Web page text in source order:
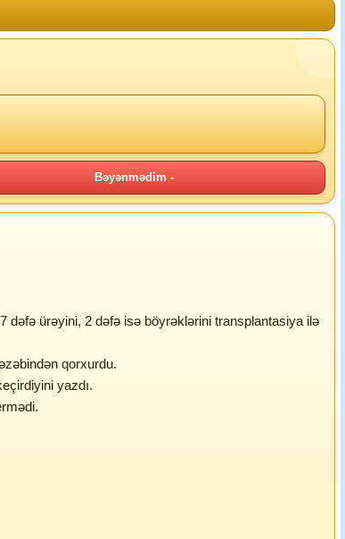
Bəyənmədim -
dəfə ürəyini, 2 dəfə isə böyrəklərini transplantasiya ilə
qorxurdu.
yazdı.